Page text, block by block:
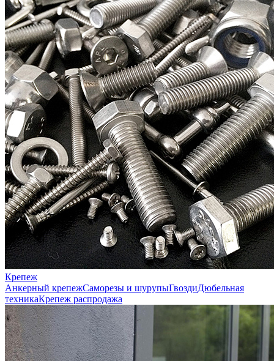
Крепеж
Анкерный крепежСаморезы и шурупыГвоздиДюбельная
техникаКрепеж распродажа